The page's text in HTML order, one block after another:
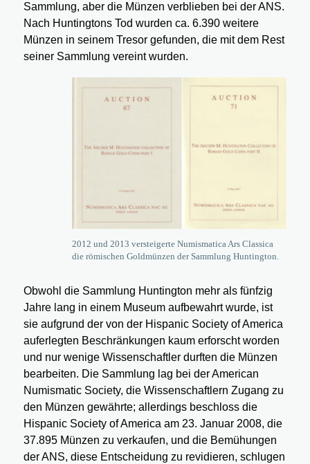
Sammlung, aber die Münzen verblieben bei der ANS.
Nach Huntingtons Tod wurden ca. 6.390 weitere
Münzen in seinem Tresor gefunden, die mit dem Rest
seiner Sammlung vereint wurden.
2012 und 2013 versteigerte Numismatica Ars Classica
die römischen Goldmünzen der Sammlung Huntington.
Obwohl die Sammlung Huntington mehr als fünfzig
Jahre lang in einem Museum aufbewahrt wurde, ist
sie aufgrund der von der Hispanic Society of America
auferlegten Beschränkungen kaum erforscht worden
und nur wenige Wissenschaftler durften die Münzen
bearbeiten. Die Sammlung lag bei der American
Numismatic Society, die Wissenschaftlern Zugang zu
den Münzen gewährte; allerdings beschloss die
Hispanic Society of America am 23. Januar 2008, die
37.895 Münzen zu verkaufen, und die Bemühungen
der ANS, diese Entscheidung zu revidieren, schlugen